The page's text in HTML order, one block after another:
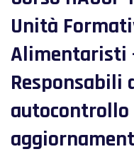
Unità
Alimentaristi
Responsabili
autocontrollo